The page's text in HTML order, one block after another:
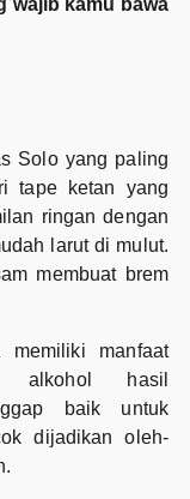
wajib kamu bawa
Solo yang paling
tape ketan yang
ringan dengan
larut di mulut.
membuat brem
manfaat
alkohol hasil
baik untuk
dijadikan oleh-